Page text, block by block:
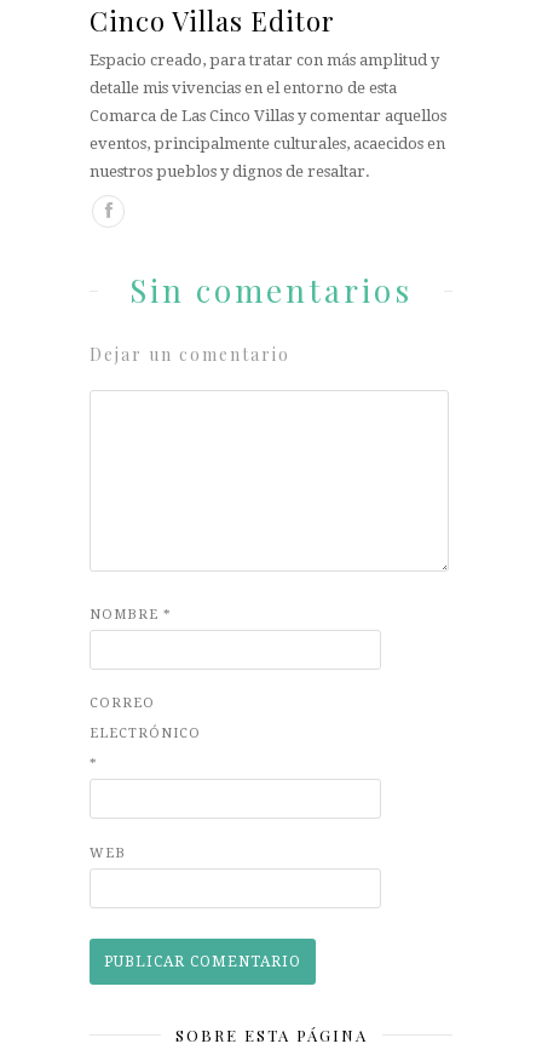
Cinco Villas Editor
Espacio creado, para tratar con más amplitud y
detalle mis vivencias en el entorno de esta
Comarca de Las Cinco Villas y comentar aquellos
eventos, principalmente culturales, acaecidos en
nuestros pueblos y dignos de resaltar.
Sin comentarios
Dejar un comentario
NOMBRE *
CORREO
ELECTRÓNICO
*
WEB
SOBRE ESTA PÁGINA